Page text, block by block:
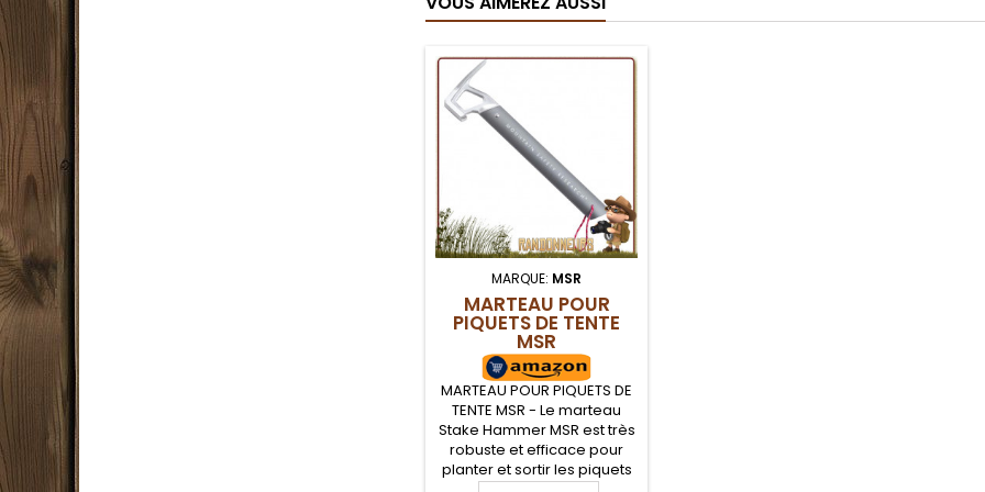
MARQUE: MSR
MARTEAU POUR
PIQUETS DE TENTE
MSR
MARTEAU POUR PIQUETS DE
TENTE MSR - Le marteau
Stake Hammer MSR est très
robuste et efficace pour
planter et sortir les piquets